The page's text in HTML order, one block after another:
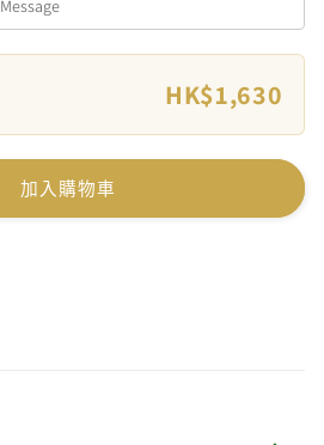
HK$1,630
加入購物車